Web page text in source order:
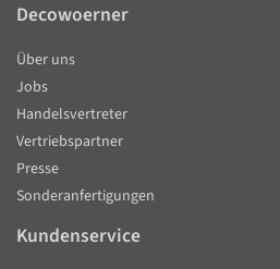
Decowoerner
Über uns
Jobs
Handelsvertreter
Vertriebspartner
Presse
Sonderanfertigungen
Kundenservice